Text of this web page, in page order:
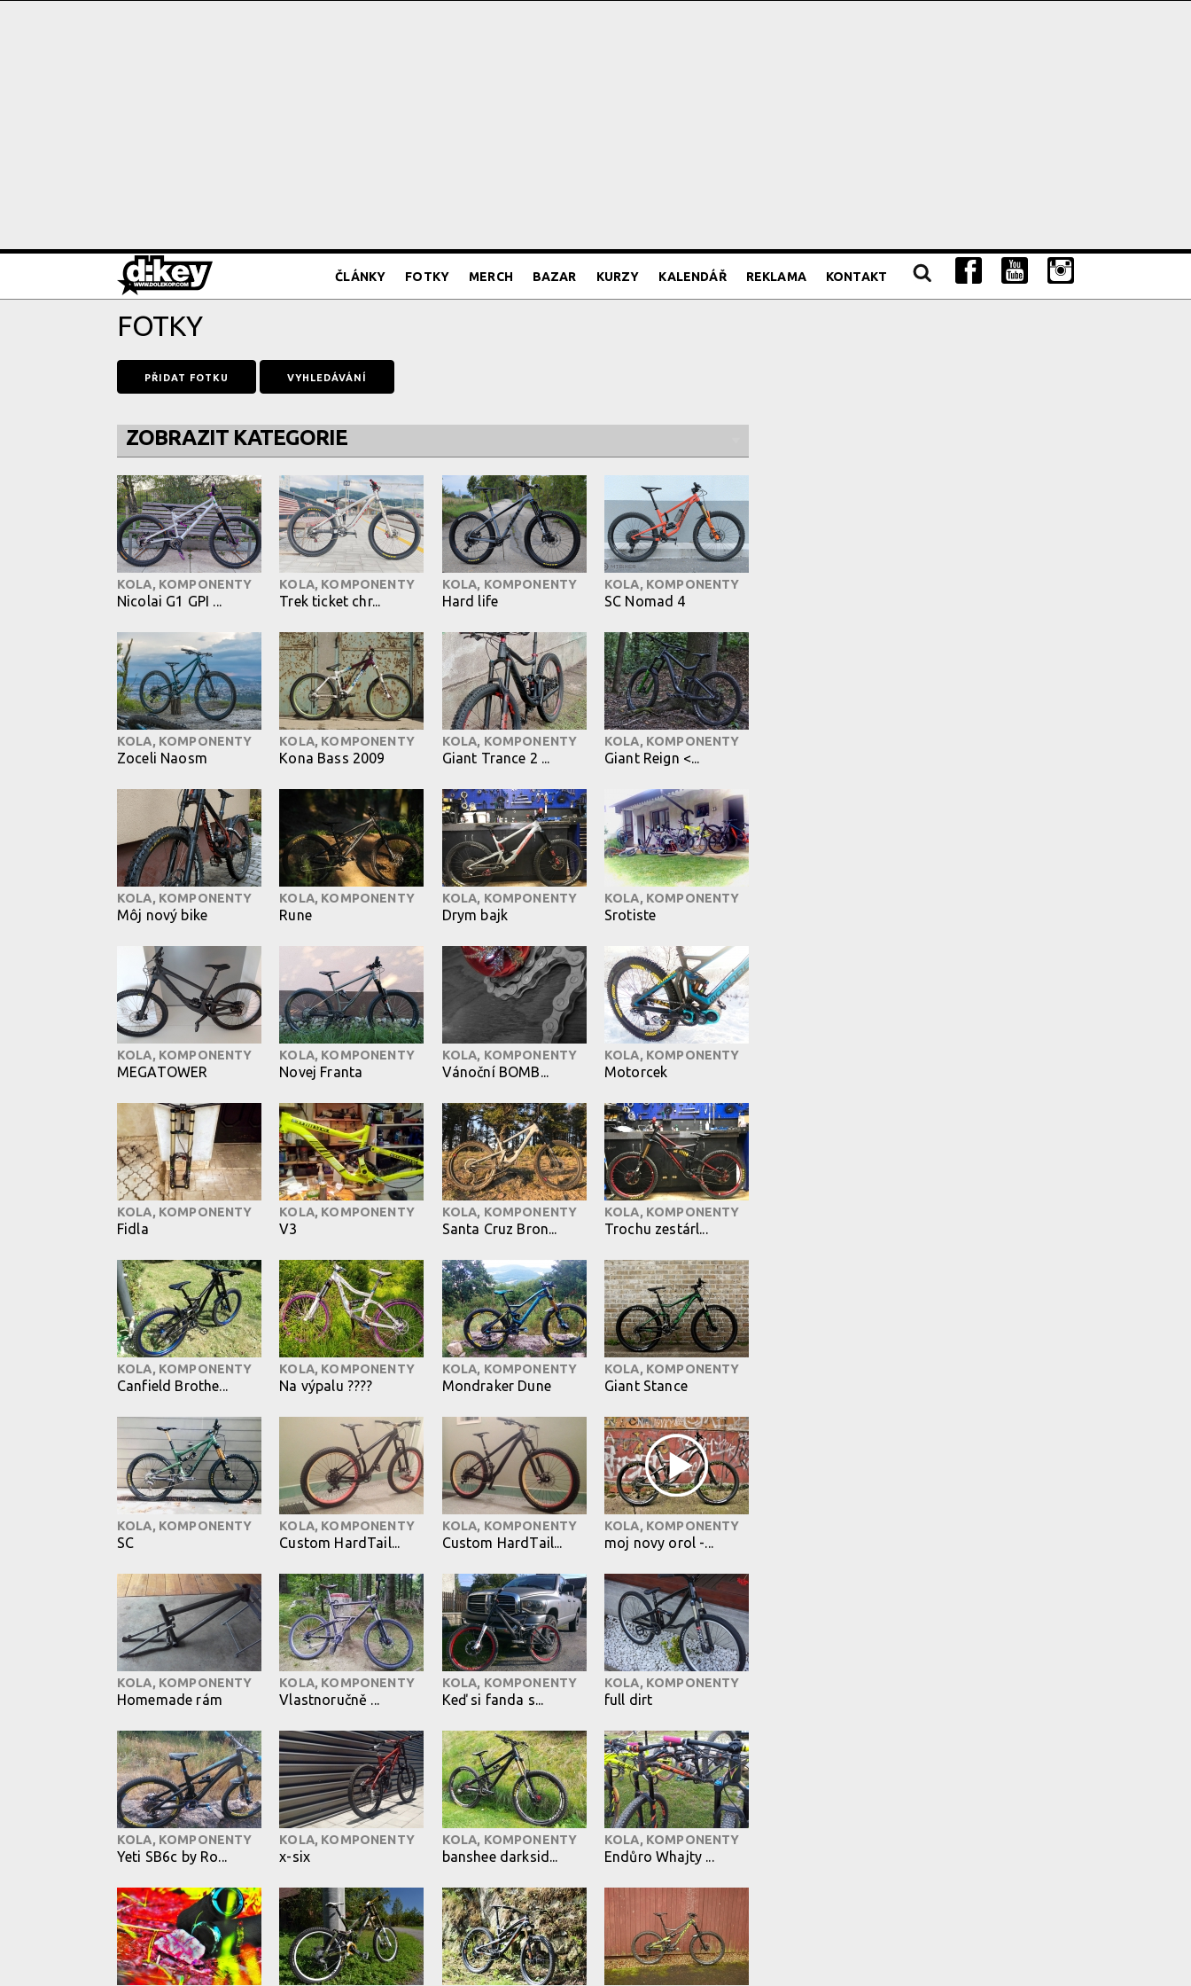
ČLÁNKY FOTKY MERCH BAZAR KURZY KALENDÁŘ REKLAMA KONTAKT
FOTKY
PŘIDAT FOTKU VYHLEDÁVÁNÍ
ZOBRAZIT KATEGORIE
KOLA, KOMPONENTY
Nicolai G1 GPI ...
KOLA, KOMPONENTY
Trek ticket chr...
KOLA, KOMPONENTY
Hard life
KOLA, KOMPONENTY
SC Nomad 4
KOLA, KOMPONENTY
Zoceli Naosm
KOLA, KOMPONENTY
Kona Bass 2009
KOLA, KOMPONENTY
Giant Trance 2 ...
KOLA, KOMPONENTY
Giant Reign <...
KOLA, KOMPONENTY
Môj nový bike
KOLA, KOMPONENTY
Rune
KOLA, KOMPONENTY
Drym bajk
KOLA, KOMPONENTY
Srotiste
KOLA, KOMPONENTY
MEGATOWER
KOLA, KOMPONENTY
Novej Franta
KOLA, KOMPONENTY
Vánoční BOMB...
KOLA, KOMPONENTY
Motorcek
KOLA, KOMPONENTY
Fidla
KOLA, KOMPONENTY
V3
KOLA, KOMPONENTY
Santa Cruz Bron...
KOLA, KOMPONENTY
Trochu zestárl...
KOLA, KOMPONENTY
Canfield Brothe...
KOLA, KOMPONENTY
Na výpalu ????
KOLA, KOMPONENTY
Mondraker Dune
KOLA, KOMPONENTY
Giant Stance
KOLA, KOMPONENTY
SC
KOLA, KOMPONENTY
Custom HardTail...
KOLA, KOMPONENTY
Custom HardTail...
KOLA, KOMPONENTY
moj novy orol -...
KOLA, KOMPONENTY
Homemade rám
KOLA, KOMPONENTY
Vlastnoručně ...
KOLA, KOMPONENTY
Keď si fanda s...
KOLA, KOMPONENTY
full dirt
KOLA, KOMPONENTY
Yeti SB6c by Ro...
KOLA, KOMPONENTY
x-six
KOLA, KOMPONENTY
banshee darksid...
KOLA, KOMPONENTY
Endůro Whajty ...